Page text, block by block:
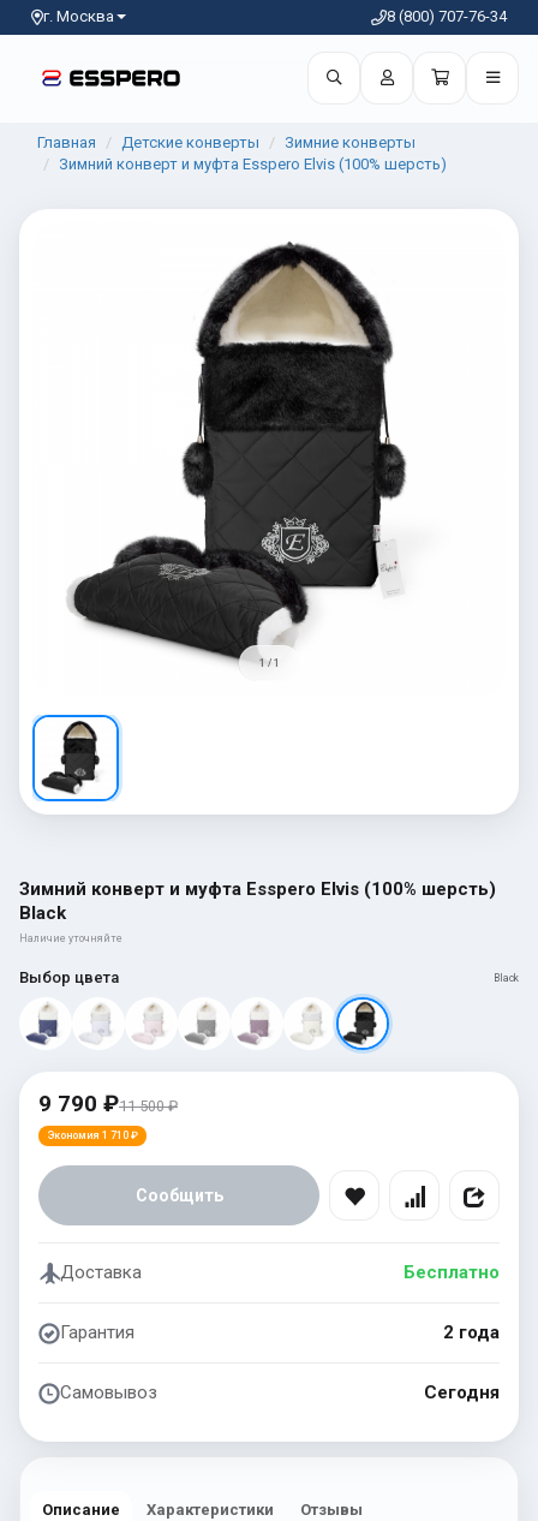
г. Москва 8 (800) 707-76-34
Главная Детские конверты
Зимние конверты
Зимний конверт и муфта Esspero Elvis (100% шерсть)
1 / 1
Зимний конверт и муфта Esspero Elvis (100% шерсть)
Black
Наличие уточняйте
Выбор цвета Black
9 790 ₽11 500 ₽
Экономия 1 710 ₽
Сообщить
Доставка Бесплатно
Гарантия 2 года
Самовывоз Сегодня
Описание Характеристики Отзывы